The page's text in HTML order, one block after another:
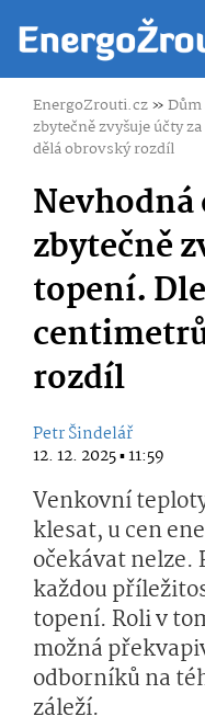
EnergoZrouti.cz»Dům
zbytečně zvyšuje účty
dělá obrovský rozdíl
zbytečně
topení.
rozdíl
Petr Šindelář
12. 12. 2025 ▪ 11:59
Venkovní
klesat, u cen
očekávat nelze.
každou
topení. Roli v
možná
odborníků na
záleží.